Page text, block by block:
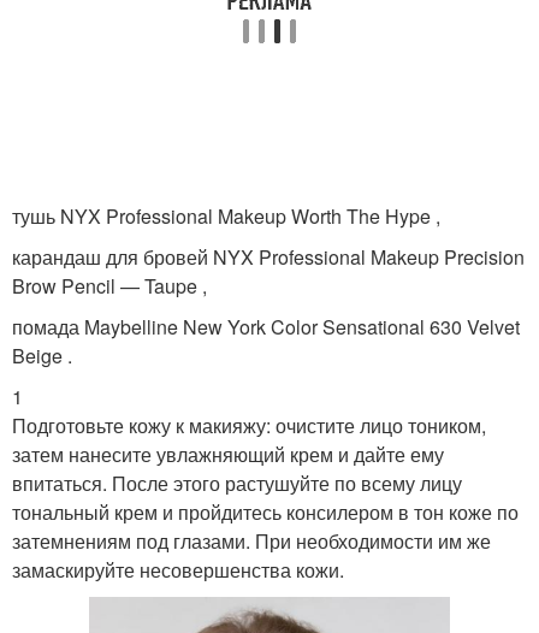
тушь NYX Professional Makeup Worth The Hype ,
карандаш для бровей NYX Professional Makeup Precision
Brow Pencil — Taupe ,
помада Maybelline New York Color Sensational 630 Velvet
Beige .
1
Подготовьте кожу к макияжу: очистите лицо тоником,
затем нанесите увлажняющий крем и дайте ему
впитаться. После этого растушуйте по всему лицу
тональный крем и пройдитесь консилером в тон коже по
затемнениям под глазами. При необходимости им же
замаскируйте несовершенства кожи.